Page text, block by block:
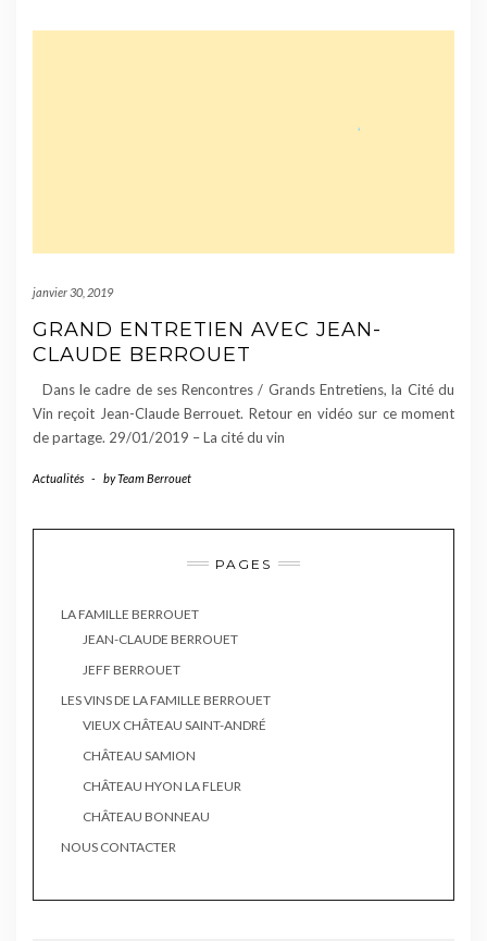
janvier 30, 2019
GRAND ENTRETIEN AVEC JEAN-
CLAUDE BERROUET
Dans le cadre de ses Rencontres / Grands Entretiens, la Cité du
Vin reçoit Jean-Claude Berrouet. Retour en vidéo sur ce moment
de partage. 29/01/2019 – La cité du vin
Actualités - byTeam Berrouet
PAGES
LA FAMILLE BERROUET
JEAN-CLAUDE BERROUET
JEFF BERROUET
LES VINS DE LA FAMILLE BERROUET
VIEUX CHÂTEAU SAINT-ANDRÉ
CHÂTEAU SAMION
CHÂTEAU HYON LA FLEUR
CHÂTEAU BONNEAU
NOUS CONTACTER